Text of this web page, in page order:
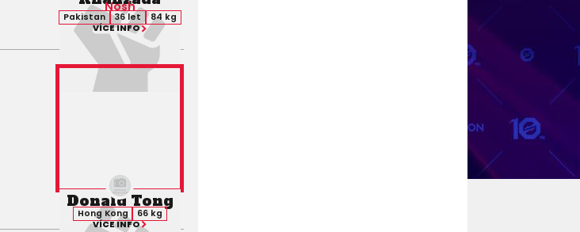
Nosh
Pakistan 36 let
84 kg
VÍCE INFO
Donald Tong
Hong Kong
66 kg
VÍCE INFO